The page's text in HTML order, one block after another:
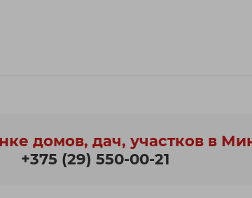
домов, дач, участков в
+375 (29) 550-00-21